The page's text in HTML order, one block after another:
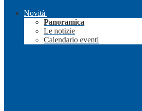
Novità
Panoramica
Le notizie
Calendario eventi